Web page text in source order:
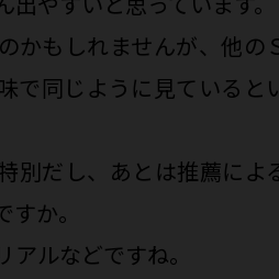
のかもしれませんが、他の
で同じように見ていると
別だし、あとは推薦によ
か。
アルなどですね。